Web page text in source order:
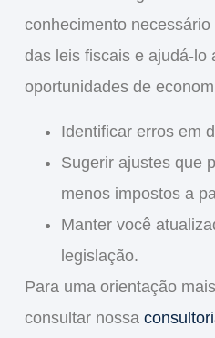
conhecimento
das leis fiscais e ajudá-lo
oportunidades de
Identificar erros em
Sugerir ajustes que
menos impostos a
Manter você
legislação.
Para uma orientação
consultar nossa